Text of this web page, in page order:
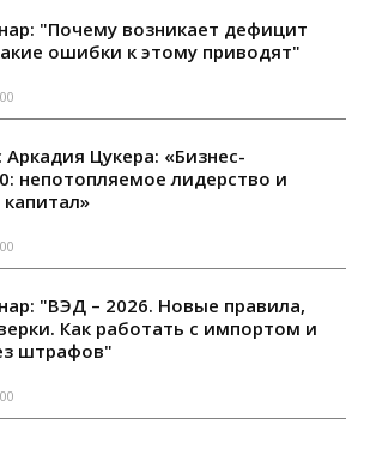
"Почему возникает дефицит
ошибки к этому приводят"
Аркадия Цукера: «Бизнес-
непотопляемое лидерство и
"ВЭД – 2026. Новые правила,
Как работать с импортом и
штрафов"